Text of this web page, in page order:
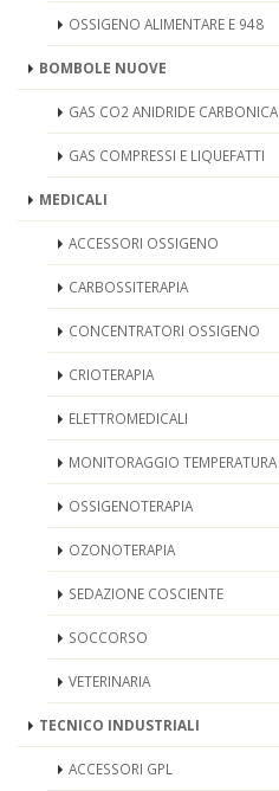
OSSIGENO ALIMENTARE E 948
BOMBOLE NUOVE
GAS CO2 ANIDRIDE CARBONICA
GAS COMPRESSI E LIQUEFATTI
MEDICALI
ACCESSORI OSSIGENO
CARBOSSITERAPIA
CONCENTRATORI OSSIGENO
CRIOTERAPIA
ELETTROMEDICALI
MONITORAGGIO TEMPERATURA
OSSIGENOTERAPIA
OZONOTERAPIA
SEDAZIONE COSCIENTE
SOCCORSO
VETERINARIA
TECNICO INDUSTRIALI
ACCESSORI GPL